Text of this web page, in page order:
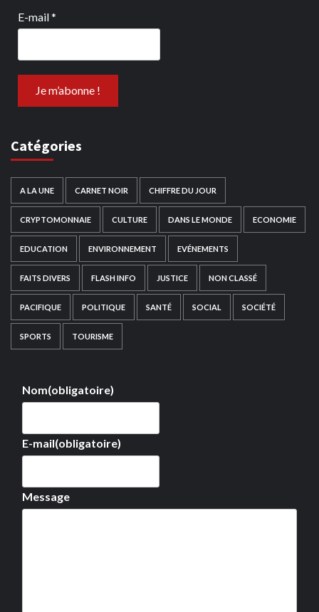
E-mail*
Catégories
A LA UNE CARNET NOIR CHIFFRE DU JOUR
CRYPTOMONNAIE CULTURE DANS LE MONDE ECONOMIE
EDUCATION ENVIRONNEMENT EVÉNEMENTS
FAITS DIVERS FLASH INFO JUSTICE NON CLASSÉ
PACIFIQUE POLITIQUE SANTÉ SOCIAL SOCIÉTÉ
SPORTS TOURISME
Nom(obligatoire)
E-mail(obligatoire)
Message